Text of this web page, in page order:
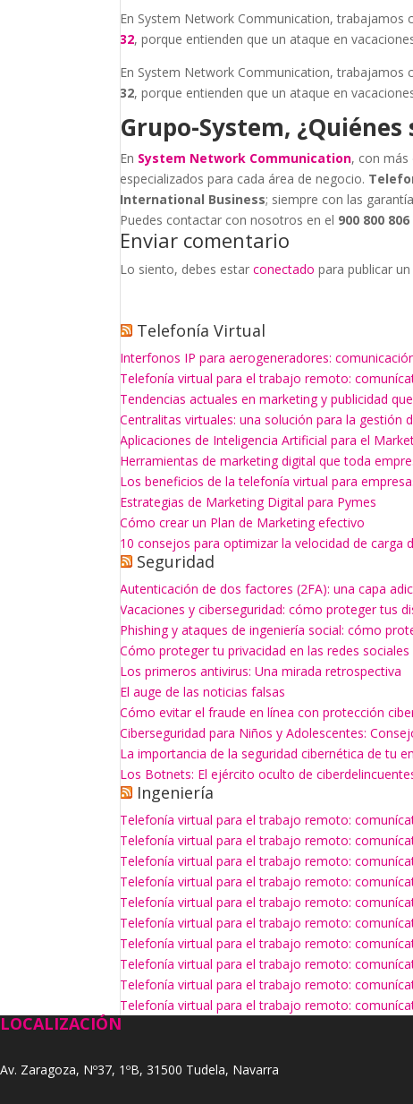
En System Network Communication, trabajamos
32, porque entienden que un ataque en
En System Network Communication, trabajamos
32, porque entienden que un ataque en
Grupo-System, ¿Quiénes
En System Network Communication, con más
especializados para cada área de negocio.
International Business; siempre con las
Puedes contactar con nosotros en el 900 800 806
Enviar comentario
Lo siento, debes estarconectado para publicar
Telefonía Virtual
Interfonos IP para aerogeneradores:
Telefonía virtual para el trabajo remoto:
Tendencias actuales en marketing y publicidad
Centralitas virtuales: una solución para la gestión
Aplicaciones de Inteligencia Artificial para el
Herramientas de marketing digital que toda
Los beneficios de la telefonía virtual para
Estrategias de Marketing Digital para Pymes
Cómo crear un Plan de Marketing efectivo
10 consejos para optimizar la velocidad de carga
Seguridad
Autenticación de dos factores (2FA): una capa
Vacaciones y ciberseguridad: cómo proteger tus
Phishing y ataques de ingeniería social: cómo
Cómo proteger tu privacidad en las redes sociales
Los primeros antivirus: Una mirada retrospectiva
El auge de las noticias falsas
Cómo evitar el fraude en línea con protección
Ciberseguridad para Niños y Adolescentes:
La importancia de la seguridad cibernética de tu
Los Botnets: El ejército oculto de
Ingeniería
Telefonía virtual para el trabajo remoto:
Telefonía virtual para el trabajo remoto:
Telefonía virtual para el trabajo remoto:
Telefonía virtual para el trabajo remoto:
Telefonía virtual para el trabajo remoto:
Telefonía virtual para el trabajo remoto:
Telefonía virtual para el trabajo remoto:
Telefonía virtual para el trabajo remoto:
Telefonía virtual para el trabajo remoto:
Telefonía virtual para el trabajo remoto:
LOCALIZACIÓN
Av. Zaragoza, Nº37, 1ºB, 31500 Tudela, Navarra